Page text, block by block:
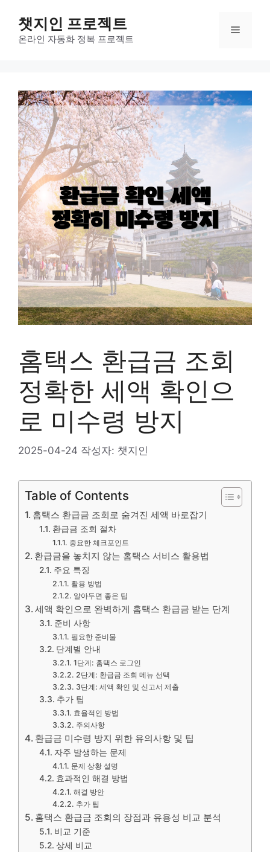
챗지인 프로젝트
온라인 자동화 정복 프로젝트
메
홈택스 환급금 조회
정확한 세액 확인으
로 미수령 방지
2025-04-24 작성자: 챗지인
Table of Contents
홈택스 환급금 조회로 숨겨진 세액 바로잡기
환급금 조회 절차
중요한 체크포인트
환급금을 놓치지 않는 홈택스 서비스 활용법
주요 특징
활용 방법
알아두면 좋은 팁
세액 확인으로 완벽하게 홈택스 환급금 받는 단계
준비 사항
필요한 준비물
단계별 안내
1단계: 홈택스 로그인
2단계: 환급금 조회 메뉴 선택
3단계: 세액 확인 및 신고서 제출
추가 팁
효율적인 방법
주의사항
환급금 미수령 방지 위한 유의사항 및 팁
자주 발생하는 문제
문제 상황 설명
효과적인 해결 방법
해결 방안
추가 팁
홈택스 환급금 조회의 장점과 유용성 비교 분석
비교 기준
상세 비교